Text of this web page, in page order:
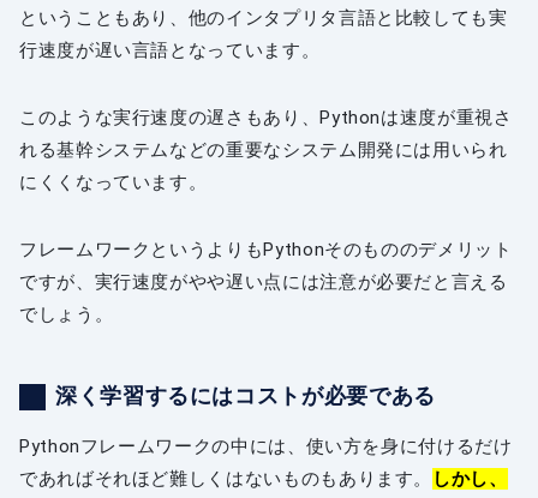
ということもあり、他のインタプリタ言語と比較しても実
行速度が遅い言語となっています。
このような実行速度の遅さもあり、Pythonは速度が重視さ
れる基幹システムなどの重要なシステム開発には用いられ
にくくなっています。
フレームワークというよりもPythonそのもののデメリット
ですが、実行速度がやや遅い点には注意が必要だと言える
でしょう。
深く学習するにはコストが必要である
Pythonフレームワークの中には、使い方を身に付けるだけ
であればそれほど難しくはないものもあります。
しかし、